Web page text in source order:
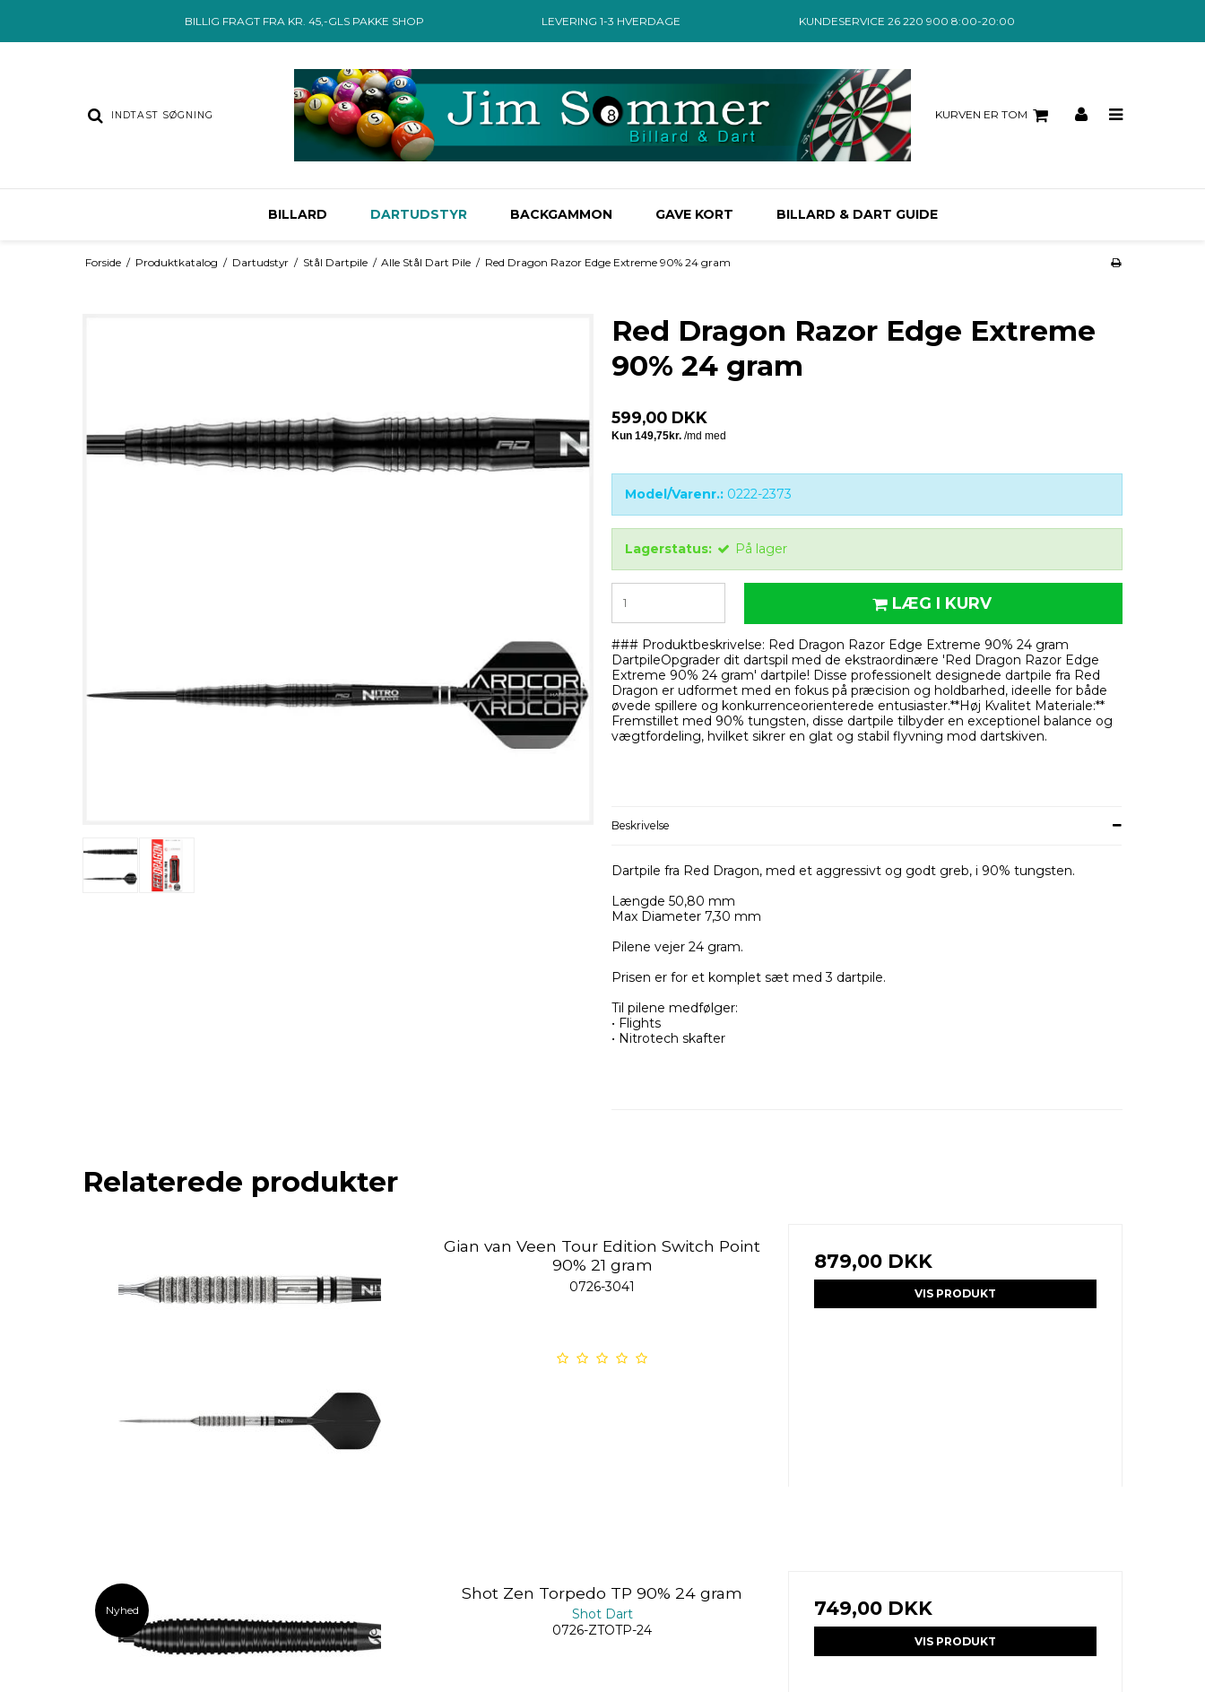
BILLIG FRAGT FRA KR. 45,-GLS PAKKE SHOP LEVERING 1-3 HVERDAGE KUNDESERVICE 26 220 900 8:00-20:00
KURVEN ER TOM
BILLARD DARTUDSTYR BACKGAMMON GAVE KORT BILLARD & DART GUIDE
Forside / Produktkatalog / Dartudstyr / Stål Dartpile / Alle Stål Dart Pile / Red Dragon Razor Edge Extreme 90% 24 gram
Red Dragon Razor Edge Extreme
90% 24 gram
599,00 DKK
Model/Varenr.: 0222-2373
Lagerstatus: På lager
LÆG I KURV
### Produktbeskrivelse: Red Dragon Razor Edge Extreme 90% 24 gram
DartpileOpgrader dit dartspil med de ekstraordinære 'Red Dragon Razor Edge
Extreme 90% 24 gram' dartpile! Disse professionelt designede dartpile fra Red
Dragon er udformet med en fokus på præcision og holdbarhed, ideelle for både
øvede spillere og konkurrenceorienterede entusiaster.**Høj Kvalitet Materiale:**
Fremstillet med 90% tungsten, disse dartpile tilbyder en exceptionel balance og
vægtfordeling, hvilket sikrer en glat og stabil flyvning mod dartskiven.
Beskrivelse
Dartpile fra Red Dragon, med et aggressivt og godt greb, i 90% tungsten.
Længde 50,80 mm
Max Diameter 7,30 mm
Pilene vejer 24 gram.
Prisen er for et komplet sæt med 3 dartpile.
Til pilene medfølger:
• Flights
• Nitrotech skafter
Relaterede produkter
Gian van Veen Tour Edition Switch Point
90% 21 gram
0726-3041
879,00 DKK
VIS PRODUKT
Nyhed
Shot Zen Torpedo TP 90% 24 gram
Shot Dart
0726-ZTOTP-24
749,00 DKK
VIS PRODUKT